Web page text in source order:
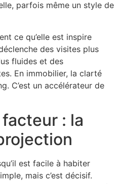
parfois même un style de
ce qu’elle est inspire
des visites plus
fluides et des
En immobilier, la clarté
C’est un accélérateur de
: la
est facile à habiter
mais c’est décisif.